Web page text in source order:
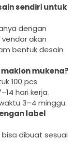
sendiri untuk
dengan
akan
bentuk desain
mukena?
100 pcs
hari kerja.
3–4 minggu.
label
bisa dibuat sesuai